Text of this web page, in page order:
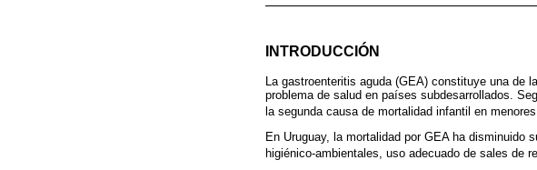
INTRODUCCIÓN
La gastroenteritis aguda (GEA) constituye una
problema de salud en países subdesarrollados.
la segunda causa de mortalidad infantil en
En Uruguay, la mortalidad por GEA ha
higiénico-ambientales, uso adecuado de sales de